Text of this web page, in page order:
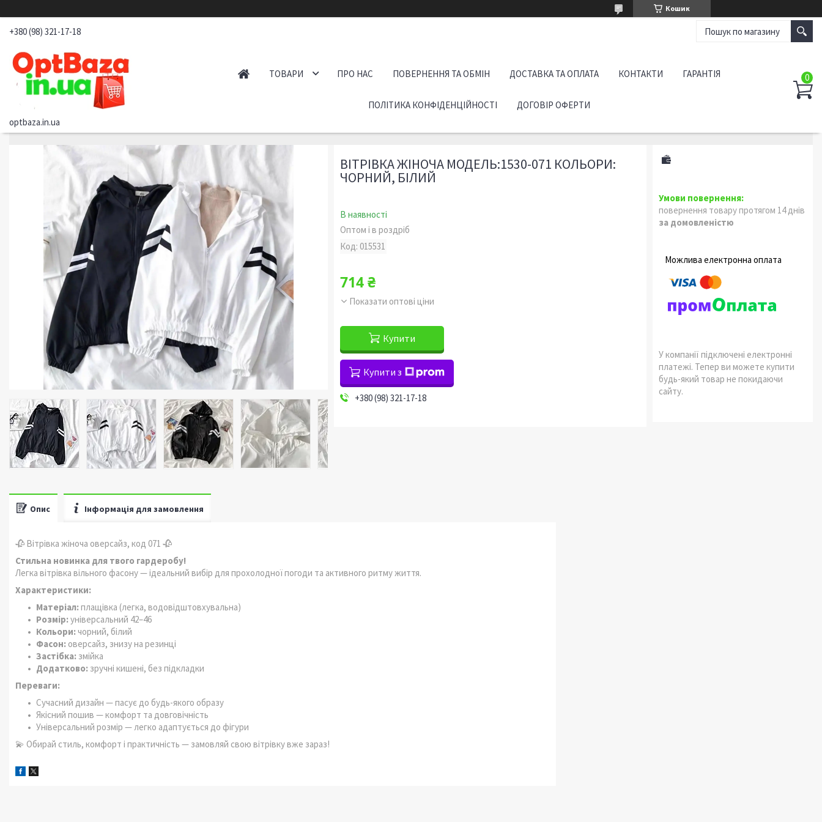
Кошик
+380 (98) 321-17-18
optbaza.in.ua
ТОВАРИ ПРО НАС ПОВЕРНЕННЯ ТА ОБМІН ДОСТАВКА ТА ОПЛАТА КОНТАКТИ ГАРАНТІЯ
ПОЛІТИКА КОНФІДЕНЦІЙНОСТІ ДОГОВІР ОФЕРТИ
ВІТРІВКА ЖІНОЧА МОДЕЛЬ:1530-071 КОЛЬОРИ:
ЧОРНИЙ, БІЛИЙ
В наявності
Оптом і в роздріб
Код: 015531
714 ₴
Показати оптові ціни
Купити
Купити з
+380 (98) 321-17-18
повернення товару протягом 14 днів
за домовленістю
У компанії підключені електронні
платежі. Тепер ви можете купити
будь-який товар не покидаючи
сайту.
Опис Інформація для замовлення
🥀 Вітрівка жіноча оверсайз, код 071 🥀
Стильна новинка для твого гардеробу!
Легка вітрівка вільного фасону — ідеальний вибір для прохолодної погоди та активного ритму життя.
Характеристики:
Матеріал: плащівка (легка, водовідштовхувальна)
Розмір: універсальний 42–46
Кольори: чорний, білий
Фасон: оверсайз, знизу на резинці
Застібка: змійка
Додатково: зручні кишені, без підкладки
Переваги:
Сучасний дизайн — пасує до будь-якого образу
Якісний пошив — комфорт та довговічність
Універсальний розмір — легко адаптується до фігури
💫 Обирай стиль, комфорт і практичність — замовляй свою вітрівку вже зараз!